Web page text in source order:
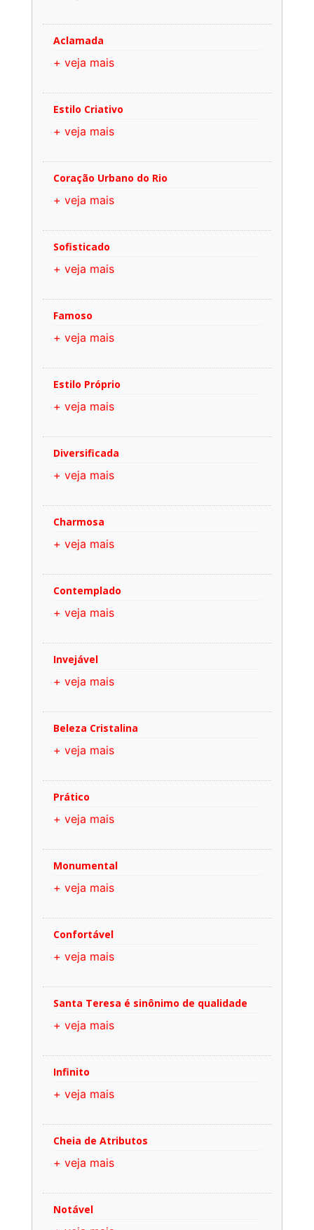
Aclamada
+ veja mais
Estilo Criativo
+ veja mais
Coração Urbano do Rio
+ veja mais
Sofisticado
+ veja mais
Famoso
+ veja mais
Estilo Próprio
+ veja mais
Diversificada
+ veja mais
Charmosa
+ veja mais
Contemplado
+ veja mais
Invejável
+ veja mais
Beleza Cristalina
+ veja mais
Prático
+ veja mais
Monumental
+ veja mais
Confortável
+ veja mais
Santa Teresa é sinônimo de qualidade
+ veja mais
Infinito
+ veja mais
Cheia de Atributos
+ veja mais
Notável